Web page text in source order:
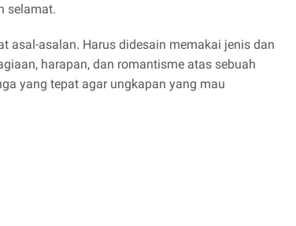
selamat.
asal-asalan. Harus didesain memakai jenis dan
harapan, dan romantisme atas sebuah
yang tepat agar ungkapan yang mau